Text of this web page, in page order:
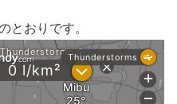
とおりです。